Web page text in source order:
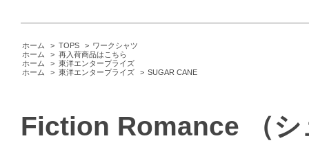
ホーム > TOPS > ワークシャツ
ホーム
> 再入荷商品はこちら
ホーム
> 東洋エンタープライズ
ホーム
> 東洋エンタープライズ > SUGAR CANE
Fiction Romance （シ